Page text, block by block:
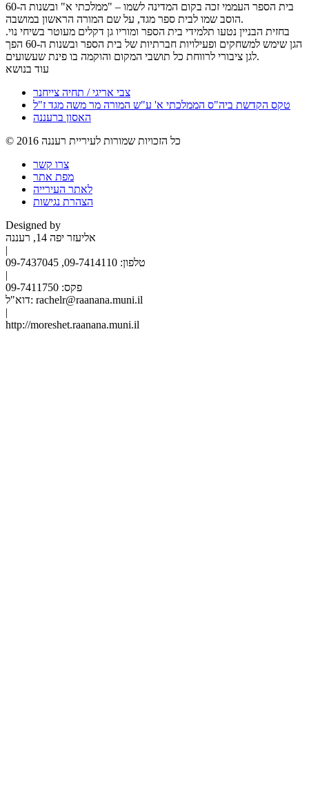
בית הספר העממי זכה בקום המדינה לשמו – "ממלכתי א" ובשנות ה-60
הוסב שמו לבית ספר מגד, על שם המורה הראשון במושבה.
בחזית הבניין נטעו תלמידי בית הספר ומוריו גן דקלים מעוטר בשיחי נוי.
הגן שימש למשחקים ופעילויות חברתיות של בית הספר ובשנות ה-60 הפך
לגן ציבורי לרווחת כל תושבי המקום והוקמה בו פינת שעשועים.
עוד בנושא
צבי אריגי / תחיה צייחנר
טקס הקדשת ביה"ס הממלכתי א' ע"ש המורה מר משה מגד ז"ל
האסון ברעננה
©
2016 כל הזכויות שמורות לעיריית רעננה
צרו קשר
מפת אתר
לאתר העירייה
הצהרת נגישות
Designed by
אליעזר יפה 14, רעננה
|
טלפון: 09-7414110, 09-7437045
|
פקס: 09-7411750
דוא"ל: rachelr@raanana.muni.il
|
http://moreshet.raanana.muni.il